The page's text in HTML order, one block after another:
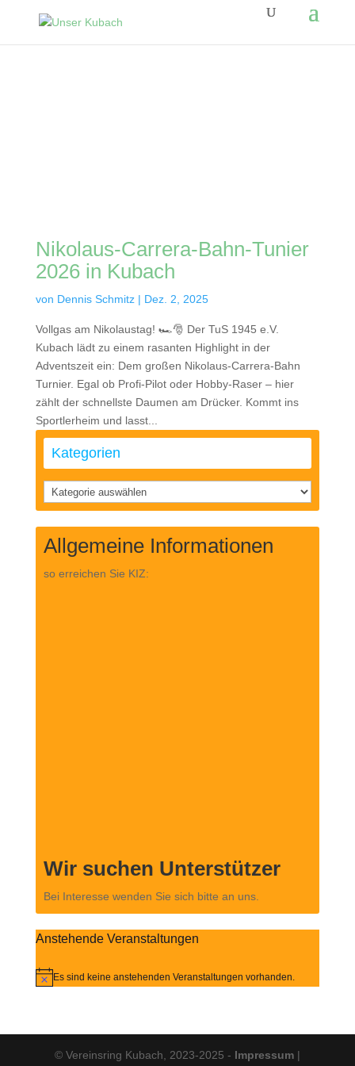
Nikolaus-Carrera-Bahn-Tunier
2026 in Kubach
von Dennis Schmitz| Dez. 2, 2025
Vollgas am Nikolaustag! 🏎️🎅 Der TuS 1945 e.V.
Kubach lädt zu einem rasanten Highlight in der
Adventszeit ein: Dem großen Nikolaus-Carrera-Bahn
Turnier. Egal ob Profi-Pilot oder Hobby-Raser – hier
zählt der schnellste Daumen am Drücker. Kommt ins
Sportlerheim und lasst...
Kategorien
Kategorien
Allgemeine Informationen
so erreichen Sie KIZ:
Wir suchen Unterstützer
Bei Interesse wenden Sie sich bitte an uns.
Anstehende Veranstaltungen
HinweisEs sind keine anstehenden Veranstaltungen vorhanden.
© Vereinsring Kubach, 2023-2025 - Impressum|